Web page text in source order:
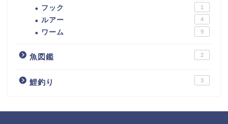
フック 1
ルアー 4
ワーム 9
魚図鑑 2
鯉釣り 3